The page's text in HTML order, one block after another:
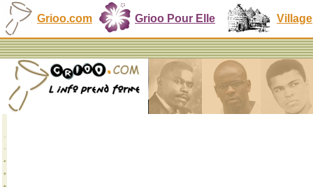
Grioo.com Grioo Pour Elle Village